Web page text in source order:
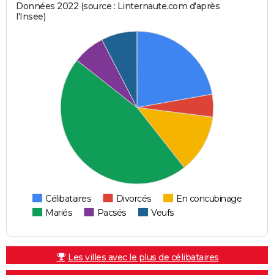
Données 2022 (source : Linternaute.com d'après
l'Insee)
Célibataires Divorcés
En concubinage
Mariés
Pacsés Veufs
Les villes avec le plus de célibataires